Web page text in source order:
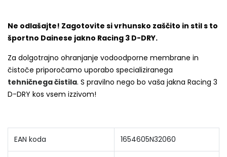
Ne odlašajte! Zagotovite si vrhunsko zaščito in stil s to
športno Dainese jakno Racing 3 D-DRY.
Za dolgotrajno ohranjanje vodoodporne membrane in
čistoče priporočamo uporabo specializiranega
tehničnega čistila. S pravilno nego bo vaša jakna Racing 3
D-DRY kos vsem izzivom!
EAN koda 1654605N32060